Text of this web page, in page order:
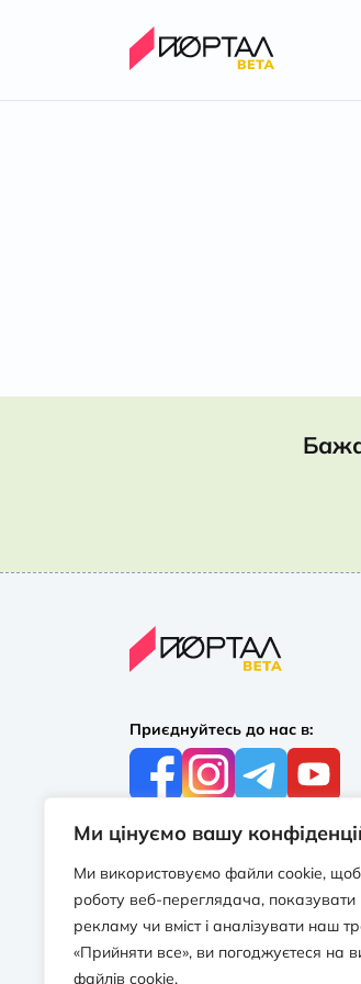
Ми цінуємо вашу
Ми використовуємо файли cookie,
роботу веб-переглядача, показувати
рекламу чи вміст і аналізувати наш
«Прийняти все», ви погоджуєтеся на
файлів cookie.
Приєднуйтесь до нас в:
З усіх питань:
+38 097 244 16 56
info@portalbooks.com.ua
Працюємо в будні з 10:00 до
З приводу співпраці: